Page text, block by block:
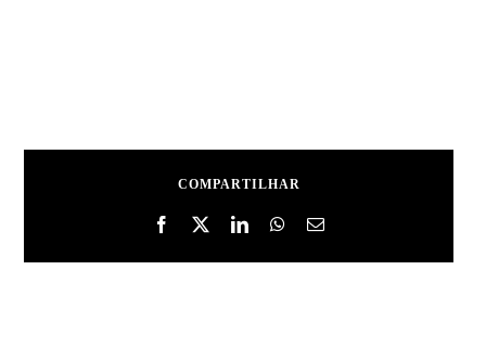
COMPARTILHAR